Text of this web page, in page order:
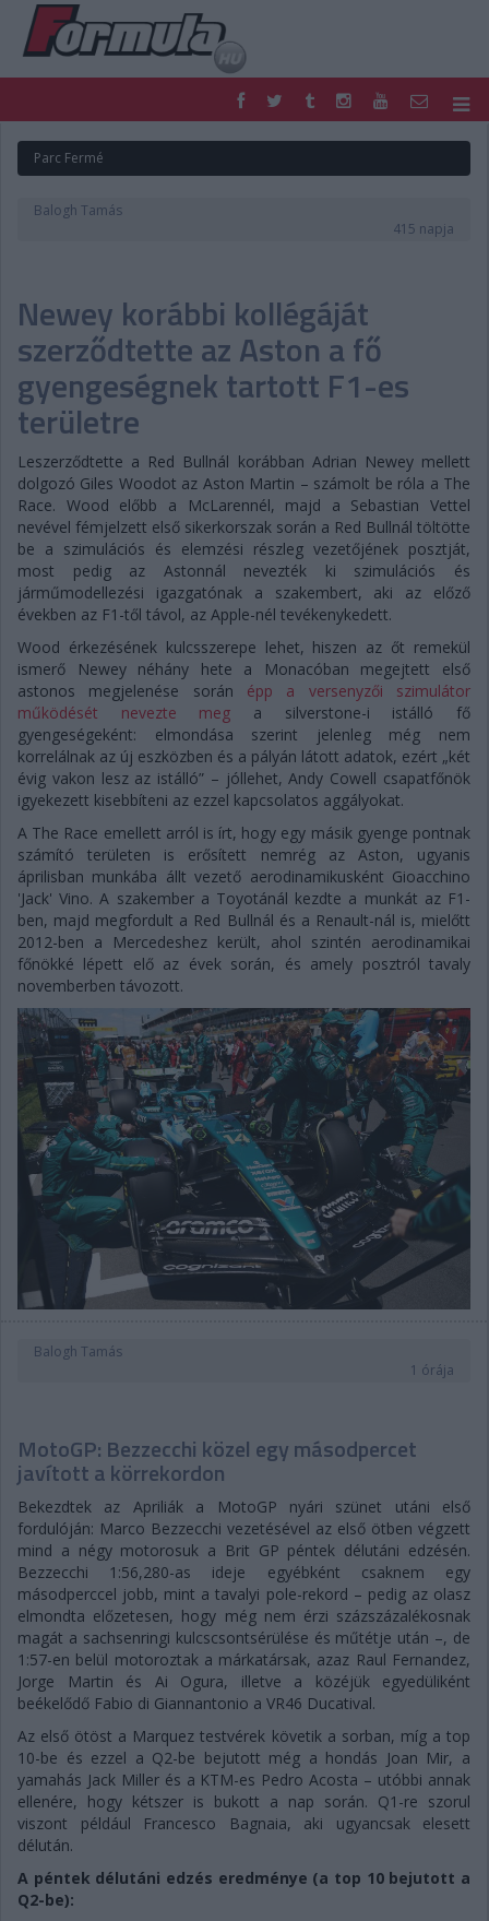
FORMULA
MOTOR
NEMZETKÖZI
DIGITÁLIS MAGAZIN
PONTÁLLÁSOK
VERSENYNAPTÁRAK
Parc Fermé
Balogh Tamás
415 napja
Newey korábbi kollégáját
szerződtette az Aston a fő
gyengeségnek tartott F1-es
területre
Leszerződtette a Red Bullnál korábban Adrian Newey mellett
dolgozó Giles Woodot az Aston Martin – számolt be róla a The
Race. Wood előbb a McLarennél, majd a Sebastian Vettel
nevével fémjelzett első sikerkorszak során a Red Bullnál töltötte
be a szimulációs és elemzési részleg vezetőjének posztját,
most pedig az Astonnál nevezték ki szimulációs és
járműmodellezési igazgatónak a szakembert, aki az előző
években az F1-től távol, az Apple-nél tevékenykedett.
Wood érkezésének kulcsszerepe lehet, hiszen az őt remekül
ismerő Newey néhány hete a Monacóban megejtett első
astonos megjelenése során épp a versenyzői szimulátor
működését nevezte meg a silverstone-i istálló fő
gyengeségeként: elmondása szerint jelenleg még nem
korrelálnak az új eszközben és a pályán látott adatok, ezért „két
évig vakon lesz az istálló” – jóllehet, Andy Cowell csapatfőnök
igyekezett kisebbíteni az ezzel kapcsolatos aggályokat.
A The Race emellett arról is írt, hogy egy másik gyenge pontnak
számító területen is erősített nemrég az Aston, ugyanis
áprilisban munkába állt vezető aerodinamikusként Gioacchino
'Jack' Vino. A szakember a Toyotánál kezdte a munkát az F1-
ben, majd megfordult a Red Bullnál és a Renault-nál is, mielőtt
2012-ben a Mercedeshez került, ahol szintén aerodinamikai
főnökké lépett elő az évek során, és amely posztról tavaly
novemberben távozott.
Balogh Tamás
1 órája
MotoGP: Bezzecchi közel egy másodpercet
javított a körrekordon
Bekezdtek az Apriliák a MotoGP nyári szünet utáni első
fordulóján: Marco Bezzecchi vezetésével az első ötben végzett
mind a négy motorosuk a Brit GP péntek délutáni edzésén.
Bezzecchi 1:56,280-as ideje egyébként csaknem egy
másodperccel jobb, mint a tavalyi pole-rekord – pedig az olasz
elmondta előzetesen, hogy még nem érzi százszázalékosnak
magát a sachsenringi kulcscsontsérülése és műtétje után –, de
1:57-en belül motoroztak a márkatársak, azaz Raul Fernandez,
Jorge Martin és Ai Ogura, illetve a közéjük egyedüliként
beékelődő Fabio di Giannantonio a VR46 Ducatival.
Az első ötöst a Marquez testvérek követik a sorban, míg a top
10-be és ezzel a Q2-be bejutott még a hondás Joan Mir, a
yamahás Jack Miller és a KTM-es Pedro Acosta – utóbbi annak
ellenére, hogy kétszer is bukott a nap során. Q1-re szorul
viszont például Francesco Bagnaia, aki ugyancsak elesett
délután.
A péntek délutáni edzés eredménye (a top 10 bejutott a
Q2-be):